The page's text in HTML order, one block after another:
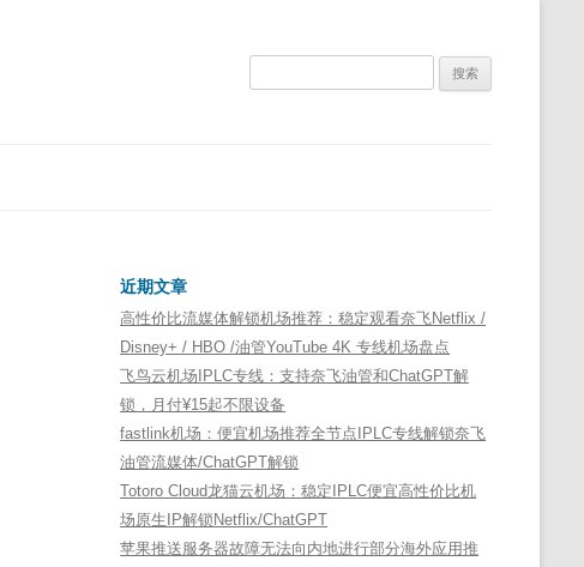
搜
近期文章
高性价比流媒体解锁机场推荐：稳定观看奈飞Netflix /
Disney+ / HBO /油管YouTube 4K 专线机场盘点
飞鸟云机场IPLC专线：支持奈飞油管和ChatGPT解
锁，月付¥15起不限设备
fastlink机场：便宜机场推荐全节点IPLC专线解锁奈飞
油管流媒体/ChatGPT解锁
Totoro Cloud龙猫云机场：稳定IPLC便宜高性价比机
场原生IP解锁Netflix/ChatGPT
苹果推送服务器故障无法向内地进行部分海外应用推